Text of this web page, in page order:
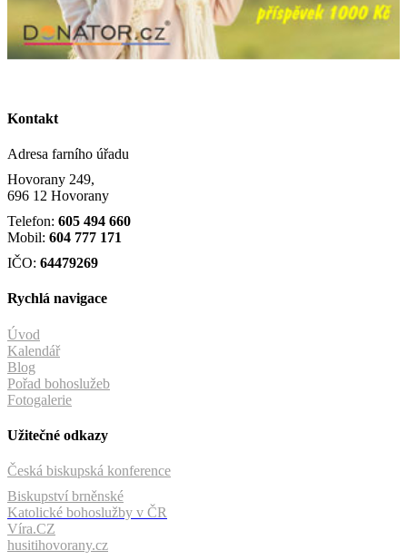
Kontakt
Adresa farního úřadu
Hovorany 249,
696 12 Hovorany
Telefon: 605 494 660
Mobil: 604 777 171
IČO: 64479269
Rychlá navigace
Úvod
Kalendář
Blog
Pořad bohoslužeb
Fotogalerie
Užitečné odkazy
Česká biskupská konference
Biskupství brněnské
Katolické bohoslužby v ČR
Víra.CZ
husitihovorany.cz